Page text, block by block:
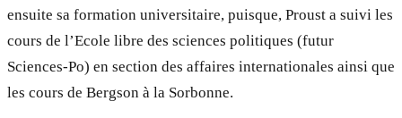
ensuite sa formation universitaire, puisque, Proust a suivi les
cours de l’Ecole libre des sciences politiques (futur
Sciences-Po) en section des affaires internationales ainsi que
les cours de Bergson à la Sorbonne.